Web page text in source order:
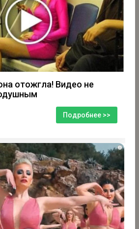
отожгла! Видео не
Подробнее >>
i